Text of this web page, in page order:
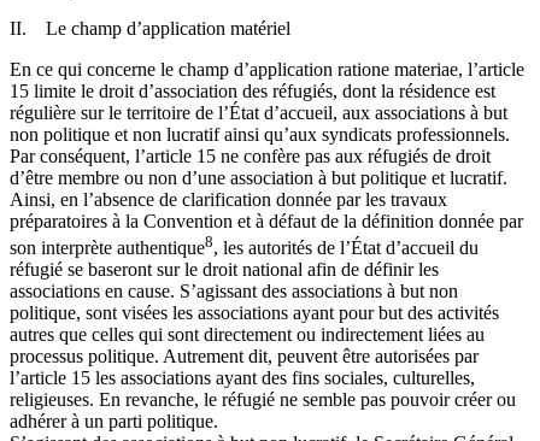
II. Le champ d’application matériel
En ce qui concerne le champ d’application ratione materiae, l’article
15 limite le droit d’association des réfugiés, dont la résidence est
régulière sur le territoire de l’État d’accueil, aux associations à but
non politique et non lucratif ainsi qu’aux syndicats professionnels.
Par conséquent, l’article 15 ne confère pas aux réfugiés de droit
d’être membre ou non d’une association à but politique et lucratif.
Ainsi, en l’absence de clarification donnée par les travaux
préparatoires à la Convention et à défaut de la définition donnée par
son interprète authentique8, les autorités de l’État d’accueil du
réfugié se baseront sur le droit national afin de définir les
associations en cause. S’agissant des associations à but non
politique, sont visées les associations ayant pour but des activités
autres que celles qui sont directement ou indirectement liées au
processus politique. Autrement dit, peuvent être autorisées par
l’article 15 les associations ayant des fins sociales, culturelles,
religieuses. En revanche, le réfugié ne semble pas pouvoir créer ou
adhérer à un parti politique.